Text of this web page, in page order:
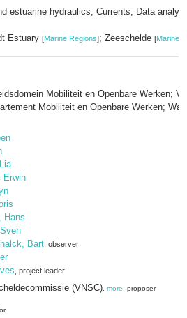
estuarine hydraulics; Currents; Data
Estuary [Marine Regions]; Zeeschelde [Marine
Mobiliteit en Openbare Werken;
Mobiliteit en Openbare Werken;
Erwin
Hans
Bart , observer
, project leader
(VNSC) more , proposer